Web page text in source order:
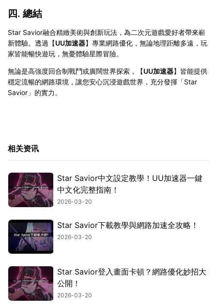
四. 總結
Star Savior融合精緻美術與創新玩法，為二次元遊戲愛好者帶來嶄
新體驗。透過【UU加速器】專業網路優化，無論地理距離多遠，玩
家皆能暢快遊玩，無憂體驗星際冒險。
無論是高強度回合制戰鬥或廣闊世界探索，【UU加速器】皆能提供
穩定流暢的網路環境，讓您安心沉浸遊戲世界，充分發揮「Star
Savior」的實力。
相关资讯
Star Savior中文設定教學！UU加速器一鍵
中文化完整指南！
2026-03-20
Star Savior下載教學與網路加速全攻略！
2026-03-20
Star Savior登入畫面卡頓？網路優化妙招大
公開！
2026-03-20